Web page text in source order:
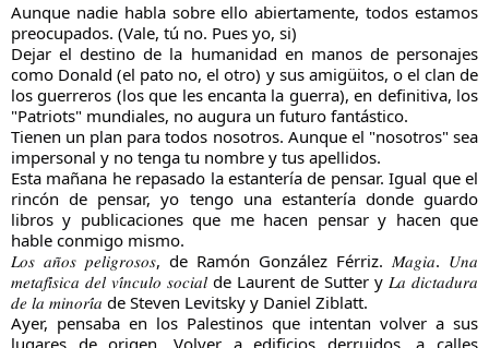
Aunque nadie habla sobre ello abiertamente, todos estamos
preocupados. (Vale, tú no. Pues yo, si)
Dejar el destino de la humanidad en manos de personajes
como Donald (el pato no, el otro) y sus amigüitos, o el clan de
los guerreros (los que les encanta la guerra), en definitiva, los
"Patriots" mundiales, no augura un futuro fantástico.
Tienen un plan para todos nosotros. Aunque el "nosotros" sea
impersonal y no tenga tu nombre y tus apellidos.
Esta mañana he repasado la estantería de pensar. Igual que el
rincón de pensar, yo tengo una estantería donde guardo
libros y publicaciones que me hacen pensar y hacen que
hable conmigo mismo.
𝐿𝑜𝑠 𝑎𝑛̃𝑜𝑠 𝑝𝑒𝑙𝑖𝑔𝑟𝑜𝑠𝑜𝑠, de Ramón González Férriz. 𝑀𝑎𝑔𝑖𝑎. 𝑈𝑛𝑎
𝑚𝑒𝑡𝑎𝑓𝑖́𝑠𝑖𝑐𝑎 𝑑𝑒𝑙 𝑣𝑖́𝑛𝑐𝑢𝑙𝑜 𝑠𝑜𝑐𝑖𝑎𝑙 de Laurent de Sutter y 𝐿𝑎 𝑑𝑖𝑐𝑡𝑎𝑑𝑢𝑟𝑎
𝑑𝑒 𝑙𝑎 𝑚𝑖𝑛𝑜𝑟𝑖́𝑎 de Steven Levitsky y Daniel Ziblatt.
Ayer, pensaba en los Palestinos que intentan volver a sus